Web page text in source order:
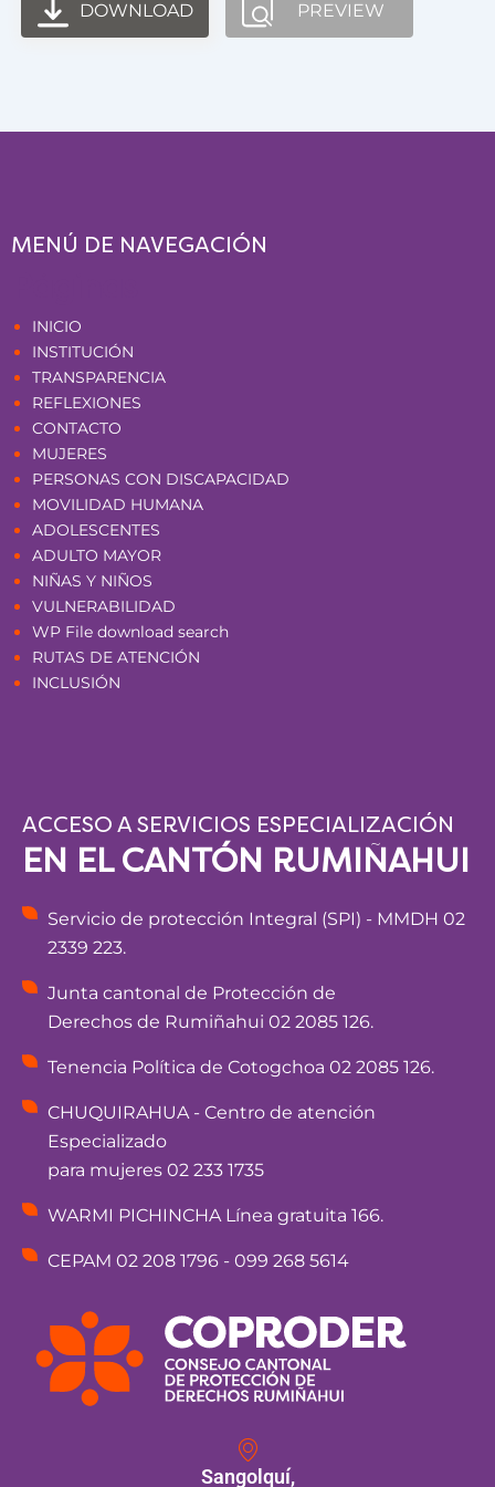
DOWNLOAD PREVIEW
MENÚ DE NAVEGACIÓN
INICIO
INSTITUCIÓN
TRANSPARENCIA
REFLEXIONES
CONTACTO
MUJERES
PERSONAS CON DISCAPACIDAD
MOVILIDAD HUMANA
ADOLESCENTES
ADULTO MAYOR
NIÑAS Y NIÑOS
VULNERABILIDAD
WP File download search
RUTAS DE ATENCIÓN
INCLUSIÓN
ACCESO A SERVICIOS ESPECIALIZACIÓN
EN EL CANTÓN RUMIÑAHUI
Servicio de protección Integral (SPI) - MMDH 02
2339 223.
Junta cantonal de Protección de
Derechos de Rumiñahui 02 2085 126.
Tenencia Política de Cotogchoa 02 2085 126.
CHUQUIRAHUA - Centro de atención
Especializado
para mujeres 02 233 1735
WARMI PICHINCHA Línea gratuita 166.
CEPAM 02 208 1796 - 099 268 5614
Sangolquí,